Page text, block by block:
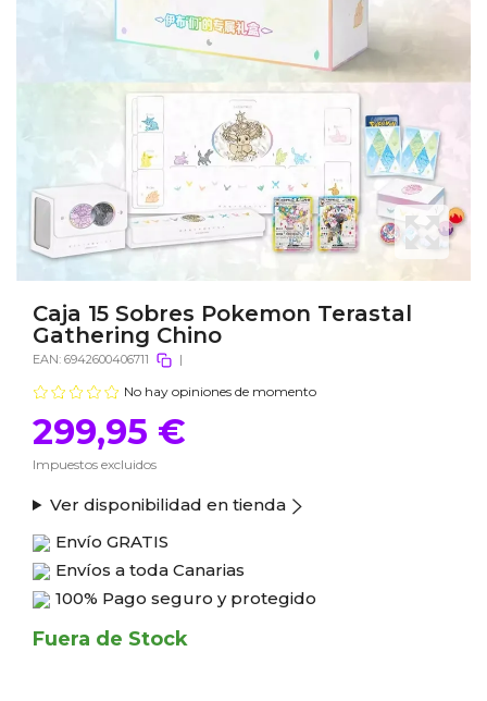
Caja 15 Sobres Pokemon Terastal
Gathering Chino
EAN: 6942600406711 |
No hay opiniones de momento
299,95 €
Impuestos excluidos
Ver disponibilidad en tienda
Envío GRATIS
Envíos a toda Canarias
100% Pago seguro y protegido
Fuera de Stock